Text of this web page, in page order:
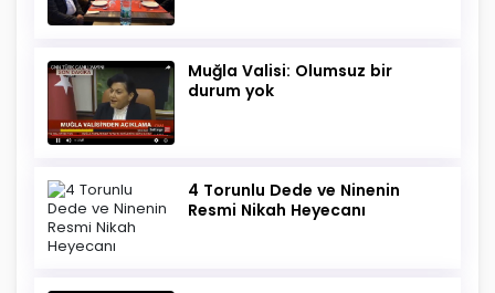
Muğla Valisi: Olumsuz bir
durum yok
4 Torunlu Dede ve Ninenin
Resmi Nikah Heyecanı